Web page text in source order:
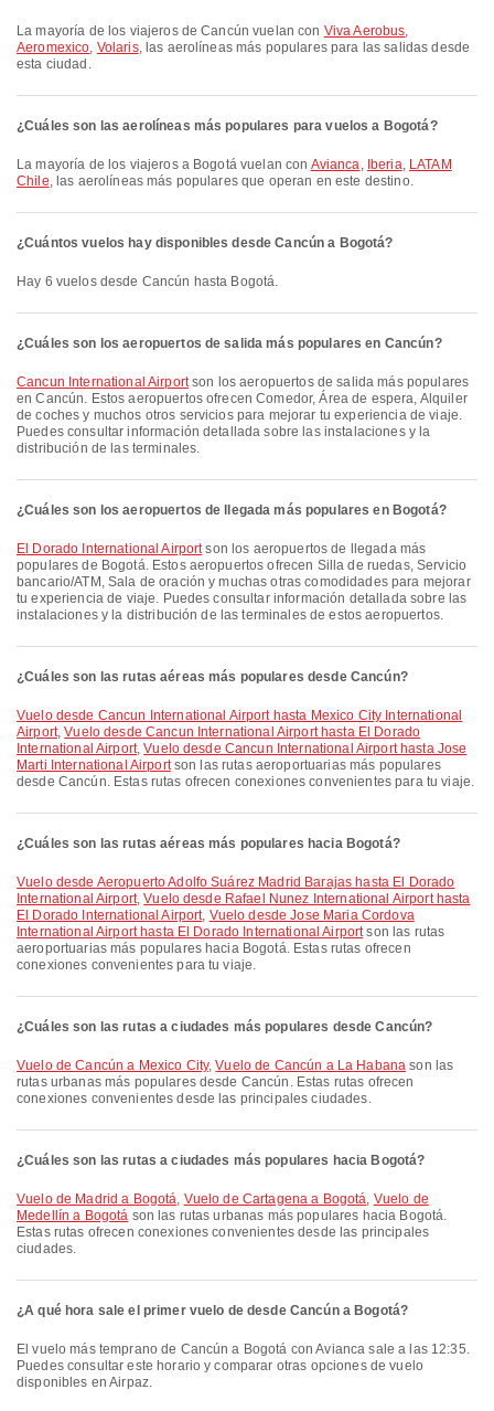
La mayoría de los viajeros de Cancún vuelan con Viva Aerobus,
Aeromexico, Volaris, las aerolíneas más populares para las salidas desde
esta ciudad.
¿Cuáles son las aerolíneas más populares para vuelos a Bogotá?
La mayoría de los viajeros a Bogotá vuelan con Avianca, Iberia, LATAM
Chile, las aerolíneas más populares que operan en este destino.
¿Cuántos vuelos hay disponibles desde Cancún a Bogotá?
Hay 6 vuelos desde Cancún hasta Bogotá.
¿Cuáles son los aeropuertos de salida más populares en Cancún?
Cancun International Airportson los aeropuertos de salida más populares
en Cancún. Estos aeropuertos ofrecen Comedor, Área de espera, Alquiler
de coches y muchos otros servicios para mejorar tu experiencia de viaje.
Puedes consultar información detallada sobre las instalaciones y la
distribución de las terminales.
¿Cuáles son los aeropuertos de llegada más populares en Bogotá?
El Dorado International Airportson los aeropuertos de llegada más
populares de Bogotá. Estos aeropuertos ofrecen Silla de ruedas, Servicio
bancario/ATM, Sala de oración y muchas otras comodidades para mejorar
tu experiencia de viaje. Puedes consultar información detallada sobre las
instalaciones y la distribución de las terminales de estos aeropuertos.
¿Cuáles son las rutas aéreas más populares desde Cancún?
Vuelo desde Cancun International Airport hasta Mexico City International
Airport,Vuelo desde Cancun International Airport hasta El Dorado
International Airport,Vuelo desde Cancun International Airport hasta Jose
Marti International Airportson las rutas aeroportuarias más populares
desde Cancún. Estas rutas ofrecen conexiones convenientes para tu viaje.
¿Cuáles son las rutas aéreas más populares hacia Bogotá?
Vuelo desde Aeropuerto Adolfo Suárez Madrid Barajas hasta El Dorado
International Airport,Vuelo desde Rafael Nunez International Airport hasta
El Dorado International Airport, Vuelo desde Jose Maria Cordova
International Airport hasta El Dorado International Airportson las rutas
aeroportuarias más populares hacia Bogotá. Estas rutas ofrecen
conexiones convenientes para tu viaje.
¿Cuáles son las rutas a ciudades más populares desde Cancún?
Vuelo de Cancún a Mexico City,Vuelo de Cancún a La Habana son las
rutas urbanas más populares desde Cancún. Estas rutas ofrecen
conexiones convenientes desde las principales ciudades.
¿Cuáles son las rutas a ciudades más populares hacia Bogotá?
Vuelo de Madrid a Bogotá, Vuelo de Cartagena a Bogotá, Vuelo de
Medellín a Bogotá son las rutas urbanas más populares hacia Bogotá.
Estas rutas ofrecen conexiones convenientes desde las principales
ciudades.
¿A qué hora sale el primer vuelo de desde Cancún a Bogotá?
El vuelo más temprano de Cancún a Bogotá con Avianca sale a las 12:35.
Puedes consultar este horario y comparar otras opciones de vuelo
disponibles en Airpaz.